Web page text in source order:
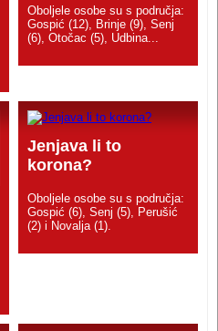
Oboljele osobe su s područja:
Gospić (12), Brinje (9), Senj
(6), Otočac (5), Udbina...
Jenjava li to
korona?
Oboljele osobe su s područja:
Gospić (6), Senj (5), Perušić
(2) i Novalja (1).